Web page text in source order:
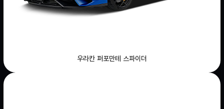
우라칸 퍼포만테 스파이더